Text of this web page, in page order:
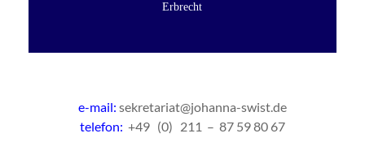
Erbrecht
e-mail: sekretariat@johanna-swist.de
telefon: +49 (0) 211 – 87 59 80 67